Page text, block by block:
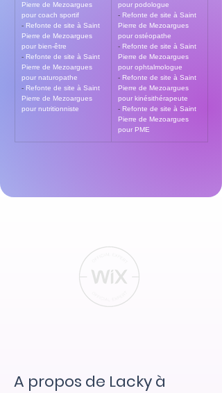
Pierre de Mezoargues
pour coach sportif
- Refonte de site à Saint
Pierre de Mezoargues
pour bien-être
- Refonte de site à Saint
Pierre de Mezoargues
pour naturopathe
- Refonte de site à Saint
Pierre de Mezoargues
pour nutritionniste
pour podologue
- Refonte de site à Saint
Pierre de Mezoargues
pour ostéopathe
- Refonte de site à Saint
Pierre de Mezoargues
pour ophtalmologue
- Refonte de site à Saint
Pierre de Mezoargues
pour kinésithérapeute
- Refonte de site à Saint
Pierre de Mezoargues
pour PME
A propos de Lacky à